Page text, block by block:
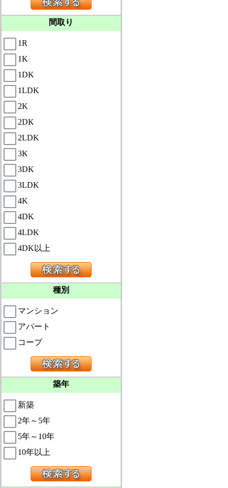
間取り
1R
1K
1DK
1LDK
2K
2DK
2LDK
3K
3DK
3LDK
4K
4DK
4LDK
4DK以上
種別
マンション
アパート
コープ
築年
新築
2年～5年
5年～10年
10年以上